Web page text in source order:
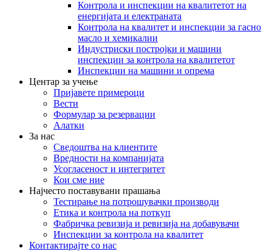
Контрола и инспекции на квалитетот на
енергијата и електраната
Контрола на квалитет и инспекции за гасно
масло и хемикалии
Индустриски постројки и машини
инспекции за контрола на квалитетот
Инспекции на машини и опрема
Центар за учење
Пријавете примероци
Вести
Формулар за резервации
Алатки
За нас
Сведоштва на клиентите
Вредности на компанијата
Усогласеност и интегритет
Кои сме ние
Најчесто поставувани прашања
Тестирање на потрошувачки производи
Етика и контрола на поткуп
Фабричка ревизија и ревизија на добавувачи
Инспекции за контрола на квалитет
Контактирајте со нас